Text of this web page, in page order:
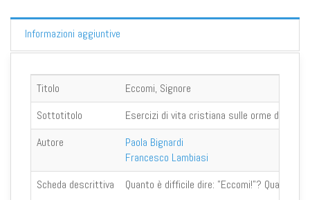
Informazioni aggiuntive
Titolo
Eccomi, Signore
Sottotitolo
Esercizi di vita cristiana sulle orme di Maria
Autore
Paola Bignardi
Francesco Lambiasi
Scheda descrittiva
Quanto è difficile dire: "Eccomi!"? Quanta